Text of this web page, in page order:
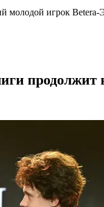
молодой игрок Betera-
продолжит